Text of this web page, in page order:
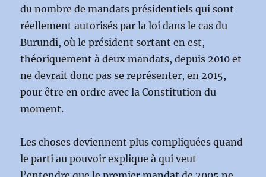
du nombre de mandats présidentiels qui sont
réellement autorisés par la loi dans le cas du
Burundi, où le président sortant en est,
théoriquement à deux mandats, depuis 2010 et
ne devrait donc pas se représenter, en 2015,
pour être en ordre avec la Constitution du
moment.
Les choses deviennent plus compliquées quand
le parti au pouvoir explique à qui veut